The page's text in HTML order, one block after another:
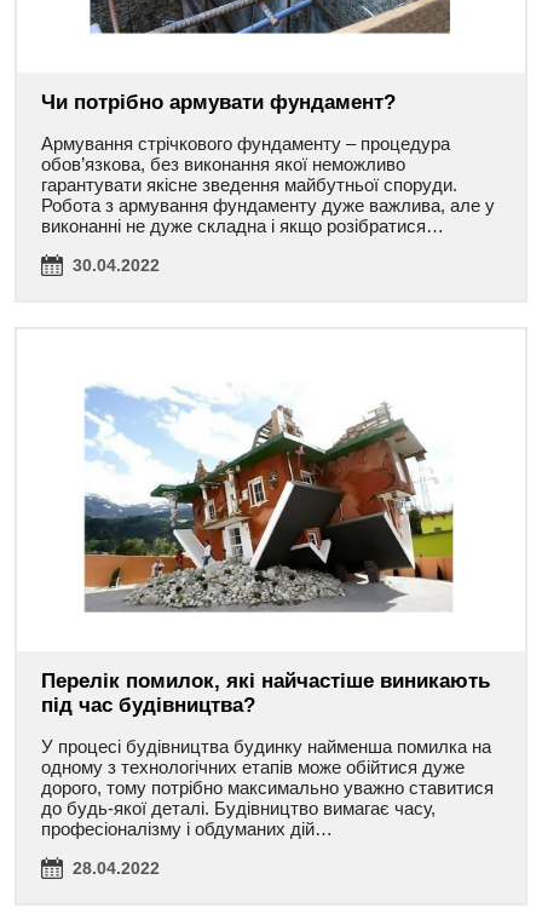
Чи потрібно армувати фундамент?
Армування стрічкового фундаменту – процедура
обов’язкова, без виконання якої неможливо
гарантувати якісне зведення майбутньої споруди.
Робота з армування фундаменту дуже важлива, але у
виконанні не дуже складна і якщо розібратися…
30.04.2022
Перелік помилок, які найчастіше виникають
під час будівництва?
У процесі будівництва будинку найменша помилка на
одному з технологічних етапів може обійтися дуже
дорого, тому потрібно максимально уважно ставитися
до будь-якої деталі. Будівництво вимагає часу,
професіоналізму і обдуманих дій…
28.04.2022